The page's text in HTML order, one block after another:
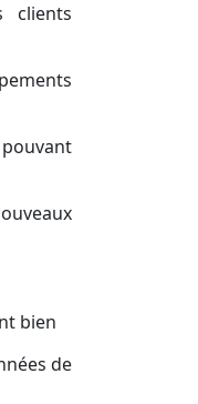
clients
bien
de